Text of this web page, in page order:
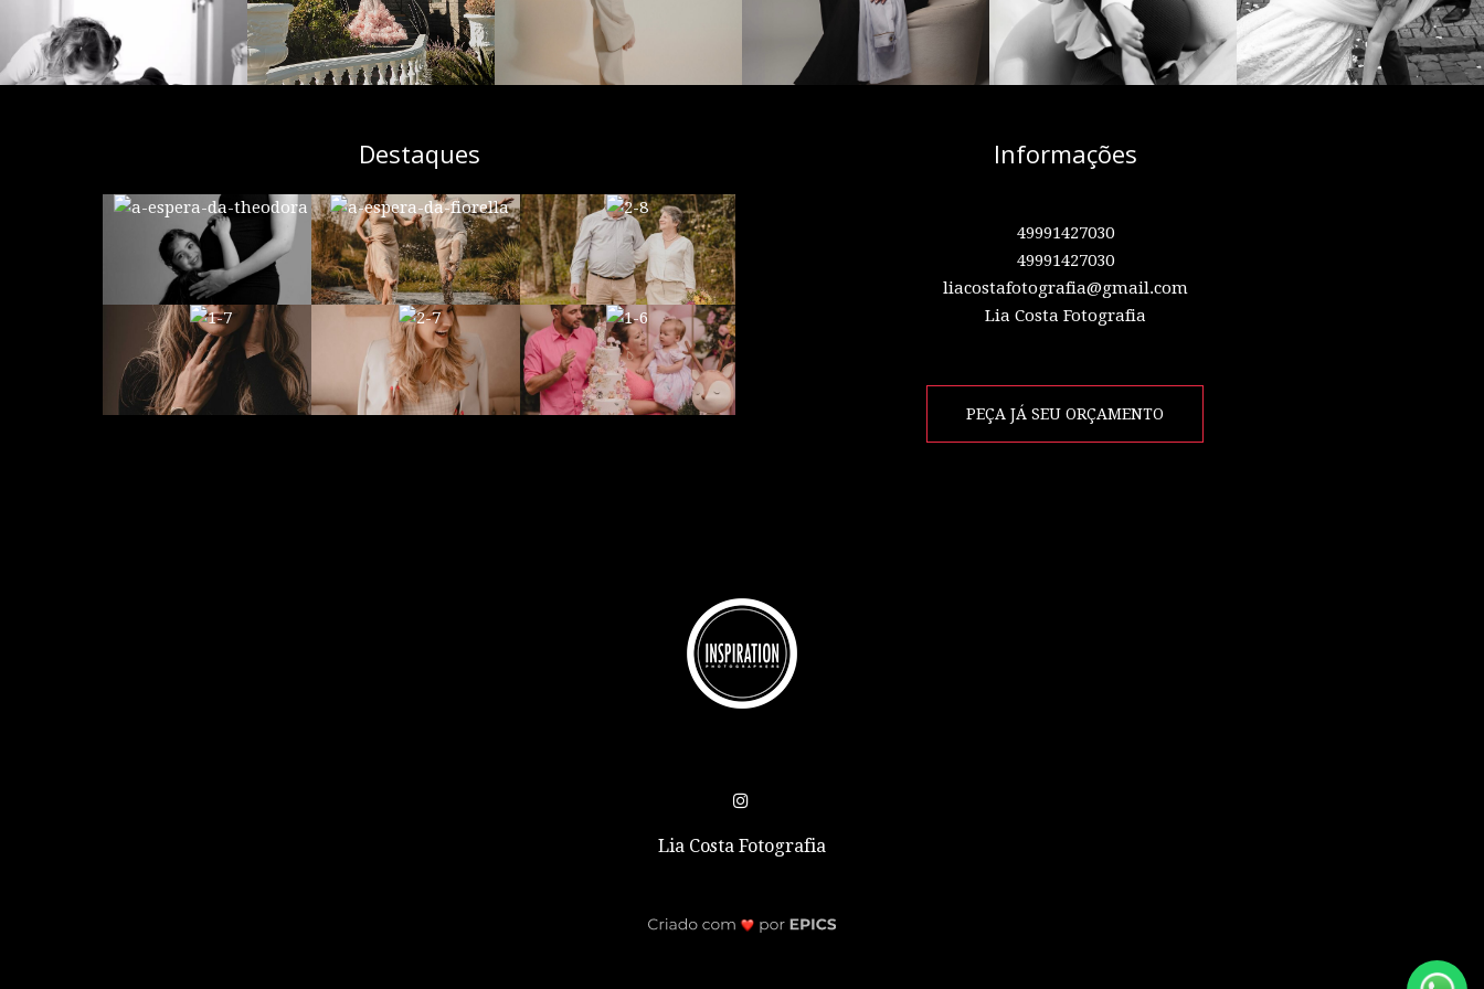
Destaques Informações
49991427030
49991427030
liacostafotografia@gmail.com
Lia Costa Fotografia
PEÇA JÁ SEU ORÇAMENTO
Lia Costa Fotografia